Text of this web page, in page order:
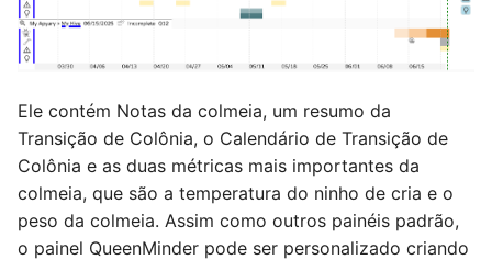
Ele contém Notas da colmeia, um resumo da
Transição de Colônia, o Calendário de Transição de
Colônia e as duas métricas mais importantes da
colmeia, que são a temperatura do ninho de cria e o
peso da colmeia. Assim como outros painéis padrão,
o painel QueenMinder pode ser personalizado criando